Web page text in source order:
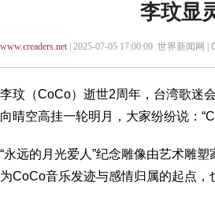
李玟显
www.creaders.net| 2025-07-05 17:00:09 世界新闻网 | 0
李玟（CoCo）逝世2周年，台湾歌迷
向晴空高挂一轮明月，大家纷纷说：
“永远的月光爱人”纪念雕像由艺术雕
为CoCo音乐发迹与感情归属的起点